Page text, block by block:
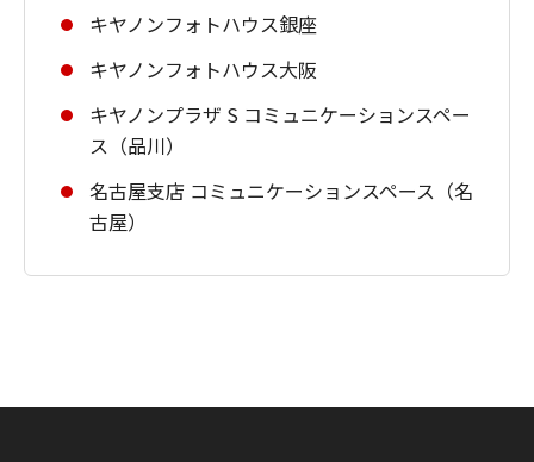
キヤノンフォトハウス銀座
キヤノンフォトハウス大阪
キヤノンプラザ S コミュニケーションスペー
ス（品川）
名古屋支店 コミュニケーションスペース（名
古屋）